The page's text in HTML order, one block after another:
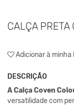
CALÇA PRETA
Adicionar à minha
DESCRIÇÃO
ACalça Coven
versatilidade com